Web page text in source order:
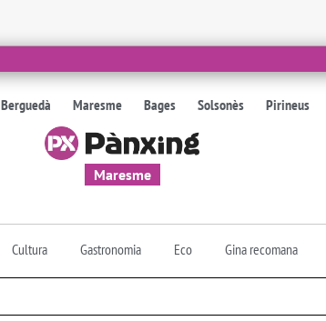
Berguedà Maresme Bages Solsonès Pirineus
Maresme
Cultura Gastronomia Eco Gina recomana